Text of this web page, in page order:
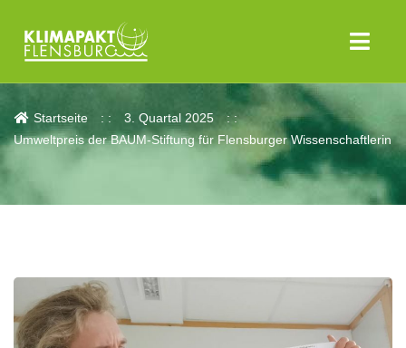
Aktuelles
Startseite
3. Quartal 2025
Umweltpreis der BAUM-Stiftung für Flensburger Wissenschaftlerin